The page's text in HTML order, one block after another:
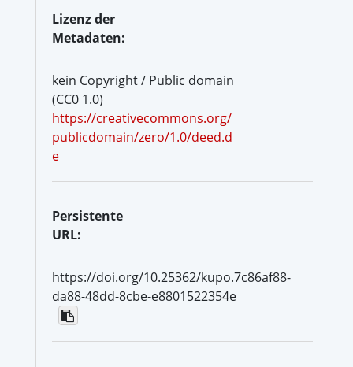
Lizenz der
Metadaten:
kein Copyright / Public domain
(CC0 1.0)
https://creativecommons.org/
publicdomain/zero/1.0/deed.d
e
Persistente
URL:
https://doi.org/10.25362/kupo.7c86af88-
da88-48dd-8cbe-e8801522354e